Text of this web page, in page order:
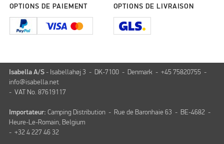
OPTIONS DE PAIEMENT OPTIONS DE LIVRAISON
Isabella A/S - Isabellahøj 3 - DK-7100 - Denmark - +45 75820755 -
info@isabella.net
- VAT No. 87619117
Importateur: Camping Distribution - Rue de Baronhaie 63 - BE-4682 -
Heure-Le-Romain, Belgium
- +32 4 227 46 32